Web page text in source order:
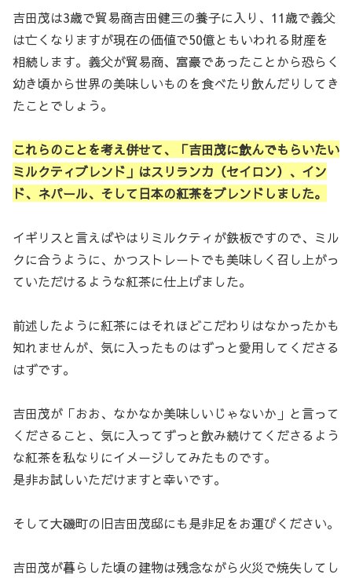
吉田茂は3歳で貿易商吉田健三の養子に入り、11歳で義父
は亡くなりますが現在の価値で50億ともいわれる財産を
相続します。義父が貿易商、富豪であったことから恐らく
幼き頃から世界の美味しいものを食べたり飲んだりしてき
たことでしょう。
これらのことを考え併せて、「吉田茂に飲んでもらいたい
ミルクティブレンド」はスリランカ（セイロン）、イン
ド、ネパール、そして日本の紅茶をブレンドしました。
イギリスと言えばやはりミルクティが鉄板ですので、ミル
クに合うように、かつストレートでも美味しく召し上がっ
ていただけるような紅茶に仕上げました。
前述したように紅茶にはそれほどこだわりはなかったかも
知れませんが、気に入ったものはずっと愛用してくださる
はずです。
吉田茂が「おお、なかなか美味しいじゃないか」と言って
くださること、気に入ってずっと飲み続けてくださるよう
な紅茶を私なりにイメージしてみたものです。
是非お試しいただけますと幸いです。
そして大磯町の旧吉田茂邸にも是非足をお運びください。
吉田茂が暮らした頃の建物は残念ながら火災で焼失してし